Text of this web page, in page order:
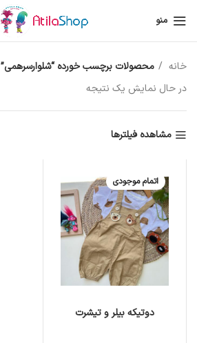
منو
خانه
محصولات برچسب خورده “شلوارسرهمی”
در حال نمایش یک نتیجه
مشاهده فیلترها
اتمام موجودی
دوتیکه بیلر و تیشرت